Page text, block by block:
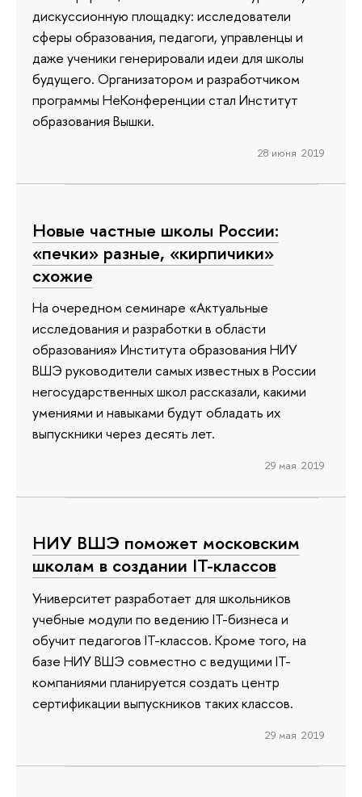
дискуссионную площадку: исследователи
сферы образования, педагоги, управленцы и
даже ученики генерировали идеи для школы
будущего. Организатором и разработчиком
программы НеКонференции стал Институт
образования Вышки.
28 июня 2019
Новые частные школы России:
«печки» разные, «кирпичики»
схожие
На очередном семинаре «Актуальные
исследования и разработки в области
образования» Института образования НИУ
ВШЭ руководители самых известных в России
негосударственных школ рассказали, какими
умениями и навыками будут обладать их
выпускники через десять лет.
29 мая 2019
НИУ ВШЭ поможет московским
школам в создании IT-классов
Университет разработает для школьников
учебные модули по ведению IT-бизнеса и
обучит педагогов IT-классов. Кроме того, на
базе НИУ ВШЭ совместно с ведущими IT-
компаниями планируется создать центр
сертификации выпускников таких классов.
29 мая 2019